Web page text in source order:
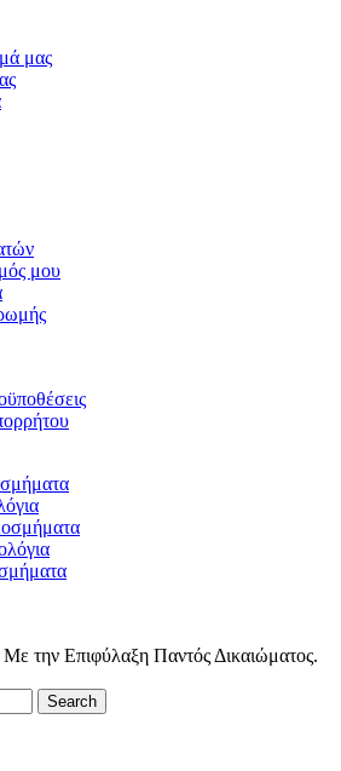
μας
μου
την Επιφύλαξη Παντός Δικαιώματος.
Search